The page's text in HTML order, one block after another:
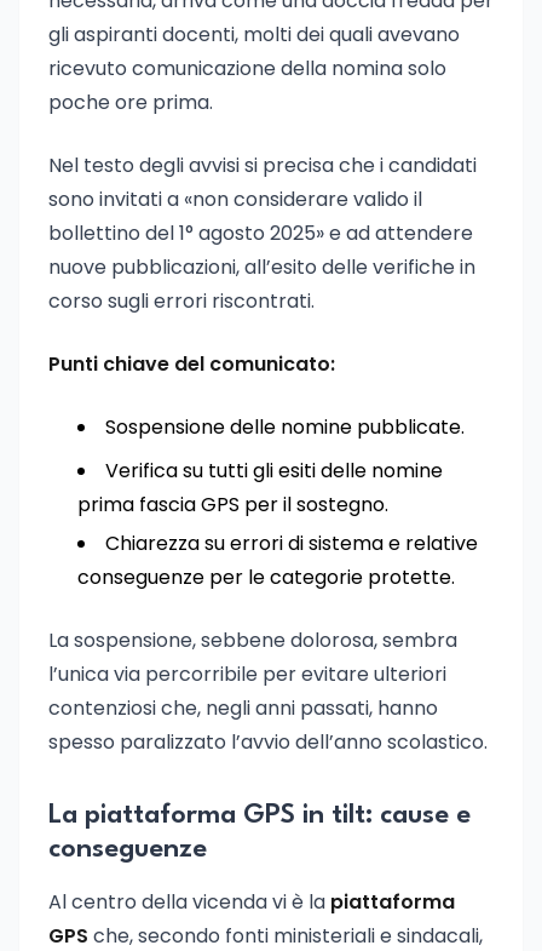
gli aspiranti docenti, molti dei quali avevano
ricevuto comunicazione della nomina solo
poche ore prima.
Nel testo degli avvisi si precisa che i candidati
sono invitati a «non considerare valido il
bollettino del 1° agosto 2025» e ad attendere
nuove pubblicazioni, all’esito delle verifiche in
corso sugli errori riscontrati.
Punti chiave del comunicato:
Sospensione delle nomine pubblicate.
Verifica su tutti gli esiti delle nomine
prima fascia GPS per il sostegno.
Chiarezza su errori di sistema e relative
conseguenze per le categorie protette.
La sospensione, sebbene dolorosa, sembra
l’unica via percorribile per evitare ulteriori
contenziosi che, negli anni passati, hanno
spesso paralizzato l’avvio dell’anno scolastico.
La piattaforma GPS in tilt: cause e
conseguenze
Al centro della vicenda vi è la piattaforma
GPS che, secondo fonti ministeriali e sindacali,